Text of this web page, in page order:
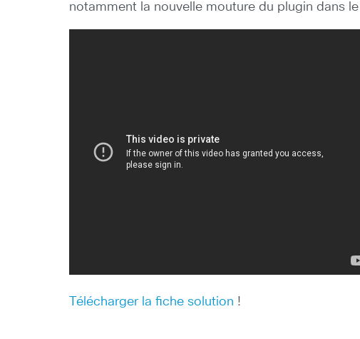
notamment la nouvelle mouture du plugin dans
Télécharger la fiche solution !